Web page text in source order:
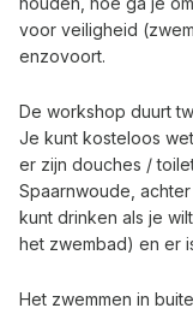
voor veiligheid
enzovoort.
De workshop duurt
Je kunt kosteloos
er zijn douches /
Spaarnwoude,
kunt drinken als je
het zwembad) en er
Het zwemmen in